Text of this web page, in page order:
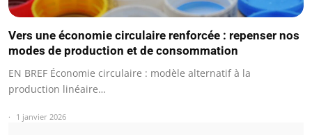
Vers une économie circulaire renforcée : repenser nos
modes de production et de consommation
EN BREF Économie circulaire : modèle alternatif à la
production linéaire…
1 janvier 2026